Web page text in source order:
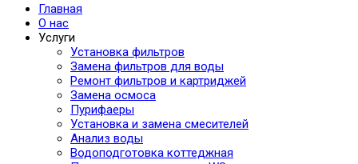
Главная
О нас
Услуги
Установка фильтров
Замена фильтров для воды
Ремонт фильтров и картриджей
Замена осмоса
Пурифаеры
Установка и замена смесителей
Анализ воды
Водоподготовка коттеджная